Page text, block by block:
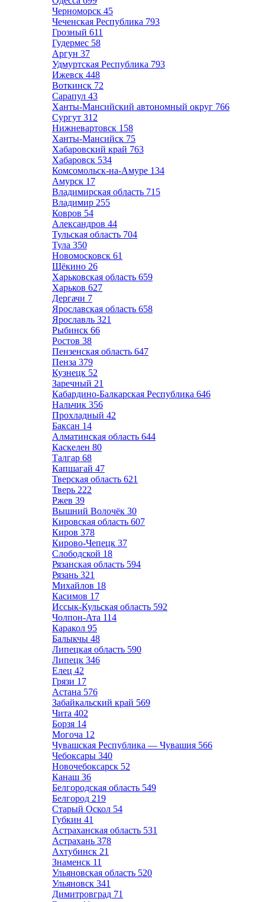
Черноморск 45
Чеченская Республика 793
Грозный 611
Гудермес 58
Аргун 37
Удмуртская Республика 793
Ижевск 448
Воткинск 72
Сарапул 43
Ханты-Мансийский автономный округ 766
Сургут 312
Нижневартовск 158
Ханты-Мансийск 75
Хабаровский край 763
Хабаровск 534
Комсомольск-на-Амуре 134
Амурск 17
Владимирская область 715
Владимир 255
Ковров 54
Александров 44
Тульская область 704
Тула 350
Новомосковск 61
Щёкино 26
Харьковская область 659
Харьков 627
Дергачи 7
Ярославская область 658
Ярославль 321
Рыбинск 66
Ростов 38
Пензенская область 647
Пенза 379
Кузнецк 52
Заречный 21
Кабардино-Балкарская Республика 646
Нальчик 356
Прохладный 42
Баксан 14
Алматинская область 644
Каскелен 80
Талгар 68
Капшагай 47
Тверская область 621
Тверь 222
Ржев 39
Вышний Волочёк 30
Кировская область 607
Киров 378
Кирово-Чепецк 37
Слободской 18
Рязанская область 594
Рязань 321
Михайлов 18
Касимов 17
Иссык-Кульская область 592
Чолпон-Ата 114
Каракол 95
Балыкчы 48
Липецкая область 590
Липецк 346
Елец 42
Грязи 17
Астана 576
Забайкальский край 569
Чита 402
Борзя 14
Могоча 12
Чувашская Республика — Чувашия 566
Чебоксары 340
Новочебоксарск 52
Канаш 36
Белгородская область 549
Белгород 219
Старый Оскол 54
Губкин 41
Астраханская область 531
Астрахань 378
Ахтубинск 21
Знаменск 11
Ульяновская область 520
Ульяновск 341
Димитровград 71